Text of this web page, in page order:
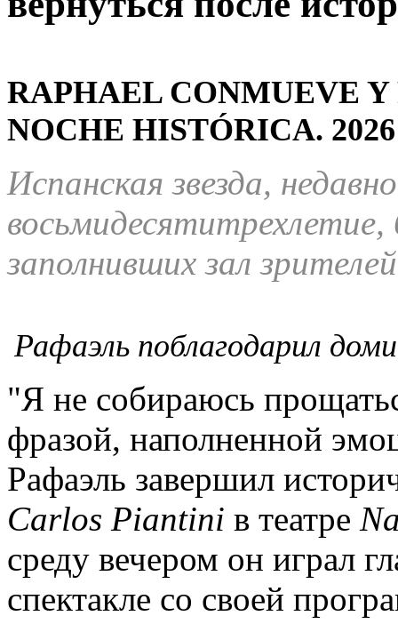
RAPHAEL CONMUEVE
NOCHE HISTÓRICA. 2026
Испанская звезда,
заполнивших зал
Рафаэль поблагодарил
"Я не собираюсь
фразой, наполненной
Рафаэль завершил
Carlos Piantini в театре
среду вечером он играл
спектакле со своей